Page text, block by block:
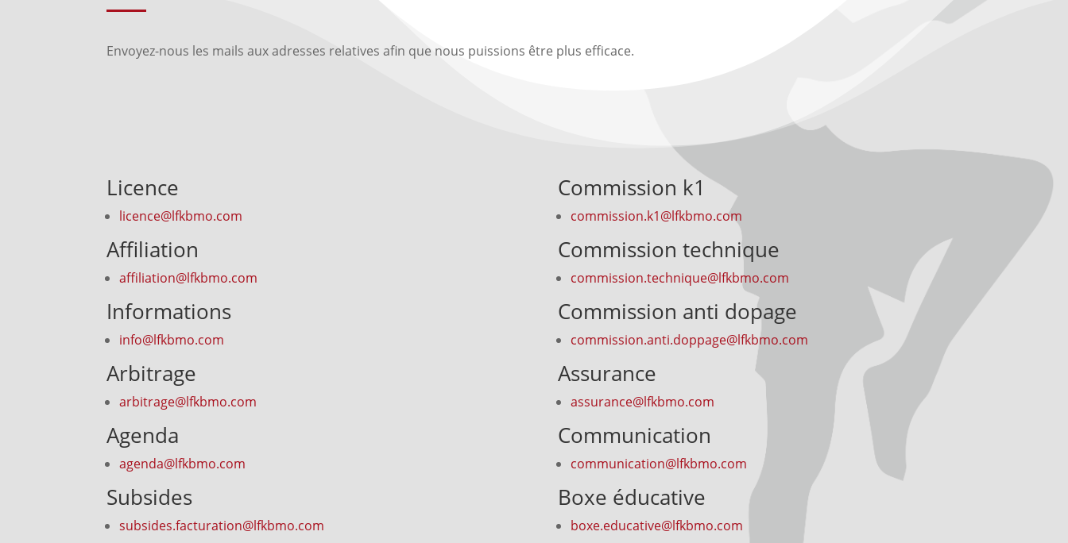
Envoyez-nous les mails aux adresses relatives afin que nous puissions être plus efficace.
Licence
licence@lfkbmo.com
Affiliation
affiliation@lfkbmo.com
Informations
info@lfkbmo.com
Arbitrage
arbitrage@lfkbmo.com
Agenda
agenda@lfkbmo.com
Subsides
subsides.facturation@lfkbmo.com
Commission k1
commission.k1@lfkbmo.com
Commission technique
commission.technique@lfkbmo.com
Commission anti dopage
commission.anti.doppage@lfkbmo.com
Assurance
assurance@lfkbmo.com
Communication
communication@lfkbmo.com
Boxe éducative
boxe.educative@lfkbmo.com